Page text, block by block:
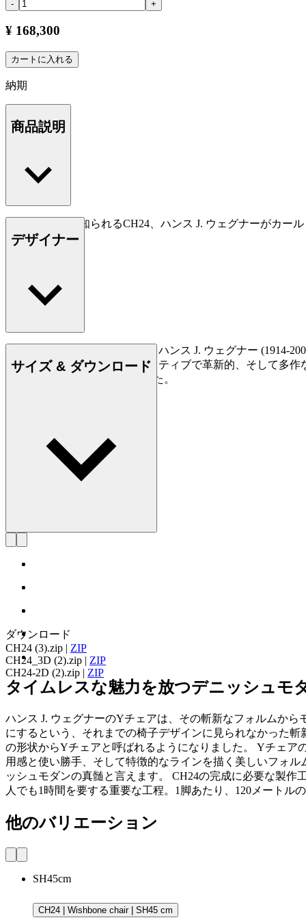
- +
¥ 168,300
カートに入れる
納期
商品説明
Yチェアとして知られるCH24、ハンス J. ウェグナーがカー
デザイナー
デンマークの家具デザイナー、ハンス J. ウェグナー (1914-
られており、史上最もクリエイティブで革新的、そして多
500点もの椅子を創り出しました。
サイズ & ダウンロード
ダウンロード
CH24 (3).zip | ZIP
CH24_3D (2).zip | ZIP
CH24-2D (2).zip | ZIP
タイムレスな魅力を放つデニッシュモ
ハンス J. ウェグナーのYチェアは、その斬新なフォルムか
にするという、それまでの椅子デザインに見られなかった
の形状からYチェアと呼ばれるようになりました。 Yチェア
用感と使い勝手、そして特徴的なラインを描く美しいフォ
ッシュモダンの真髄と言えます。 CH24の完成に必要な製
人でも1時間を要する重要な工程。1脚あたり、120メート
他のバリエーション
SH45cm
CH24 | Wishbone chair | SH45 cm